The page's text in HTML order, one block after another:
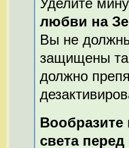
любви на
Вы не
защищены
должно
света